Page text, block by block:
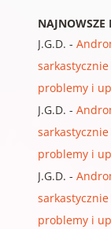
NAJNOWSZE
J.G.D. -
problemy i
J.G.D. -
problemy i
J.G.D. -
problemy i